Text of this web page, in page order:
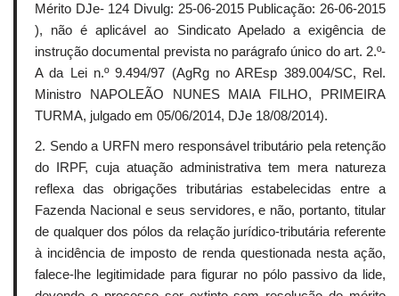
Mérito DJe- 124 Divulg: 25-06-2015 Publicação: 26-06-2015
), não é aplicável ao Sindicato Apelado a exigência de
instrução documental prevista no parágrafo único do art. 2.º-
A da Lei n.º 9.494/97 (AgRg no AREsp 389.004/SC, Rel.
Ministro NAPOLEÃO NUNES MAIA FILHO, PRIMEIRA
TURMA, julgado em 05/06/2014, DJe 18/08/2014).
2. Sendo a URFN mero responsável tributário pela retenção
do IRPF, cuja atuação administrativa tem mera natureza
reflexa das obrigações tributárias estabelecidas entre a
Fazenda Nacional e seus servidores, e não, portanto, titular
de qualquer dos pólos da relação jurídico-tributária referente
à incidência de imposto de renda questionada nesta ação,
falece-lhe legitimidade para figurar no pólo passivo da lide,